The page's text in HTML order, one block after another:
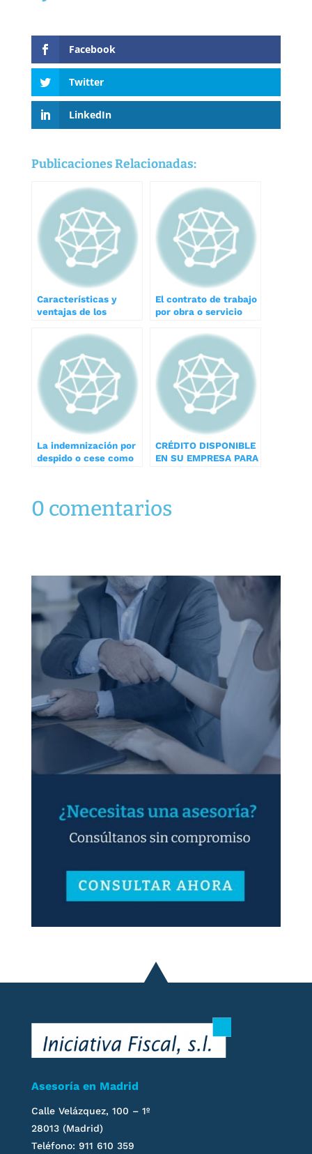
Facebook
Twitter
LinkedIn
Publicaciones Relacionadas:
Características y
ventajas de los
parcial
El contrato de trabajo
por obra o servicio
debemos saber?
La indemnización por
despido o cese como
CRÉDITO DISPONIBLE
EN SU EMPRESA PARA
0 comentarios
Asesoría en Madrid
Calle Velázquez, 100 – 1º
28013 (Madrid)
Teléfono: 911 610 359